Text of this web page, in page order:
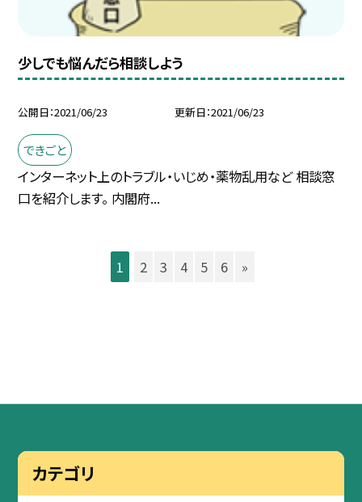
少しでも悩んだら相談しよう
公開日 2021/06/23 更新日 2021/06/23
できごと
インターネット上のトラブル・いじめ・薬物乱用など 相談窓
口を紹介します。 内閣府...
1 2 3 4 5 6 »
カテゴリ